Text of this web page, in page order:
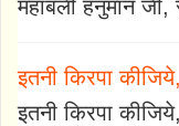
महाबली हनुमान
इतनी किरपा
इतनी किरपा